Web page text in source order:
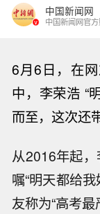
中国新闻网
中国新闻网官
6月6日，在
中，李荣浩 “
而至，这次还
从2016年起
嘱“明天都给
友称为“高考最